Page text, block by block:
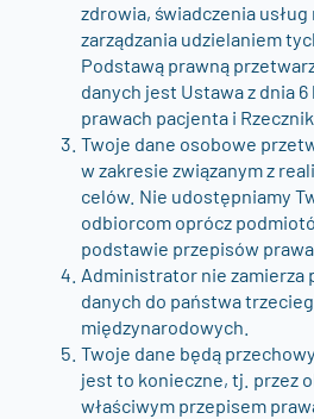
zdrowia, świadczenia
zarządzania udzielaniem
Podstawą prawną
danych jest Ustawa z dnia
prawach pacjenta i
Twoje dane osobowe
w zakresie związanym z
celów. Nie udostępniamy
odbiorcom oprócz
podstawie przepisów prawa.
Administrator nie zamierza
danych do państwa
międzynarodowych.
Twoje dane będą
jest to konieczne, tj. przez
właściwym przepisem